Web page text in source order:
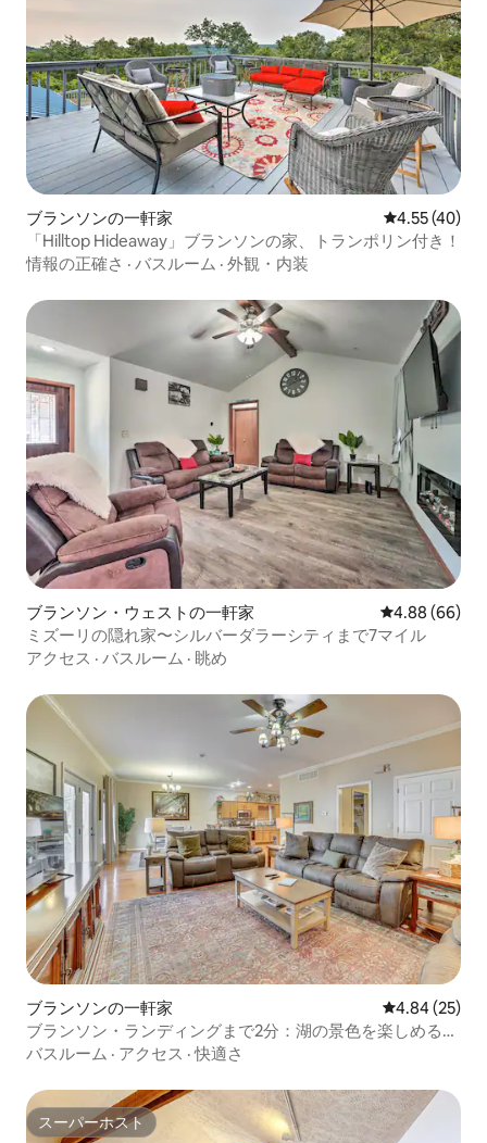
ブランソンの一軒家 レビュー40
4.55 (40)
「Hilltop Hideaway」ブランソンの家、トランポリン付き！
情報の正確さ · バスルーム · 外観・内装
ブランソン・ウェストの一軒家 レビュー66件
4.88 (66)
ミズーリの隠れ家〜シルバーダラーシティまで7マイル
アクセス · バスルーム · 眺め
ブランソンの一軒家 レビュー25
4.84 (25)
ブランソン・ランディングまで2分：湖の景色を楽しめる静
かな家
バスルーム · アクセス ·快適さ
スーパーホスト
スーパーホスト